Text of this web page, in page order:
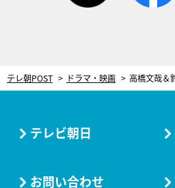
テレ朝POST ドラマ・映画
テレビ朝日
お問い合わせ